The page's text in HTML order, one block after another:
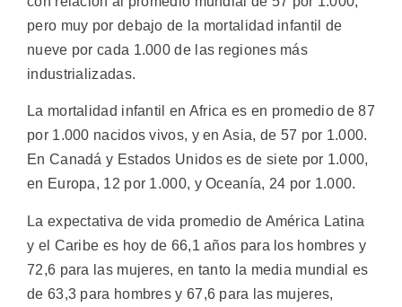
pero muy por debajo de la mortalidad infantil de
nueve por cada 1.000 de las regiones más
industrializadas.
La mortalidad infantil en Africa es en promedio de 87
por 1.000 nacidos vivos, y en Asia, de 57 por 1.000.
En Canadá y Estados Unidos es de siete por 1.000,
en Europa, 12 por 1.000, y Oceanía, 24 por 1.000.
La expectativa de vida promedio de América Latina
y el Caribe es hoy de 66,1 años para los hombres y
72,6 para las mujeres, en tanto la media mundial es
de 63,3 para hombres y 67,6 para las mujeres,